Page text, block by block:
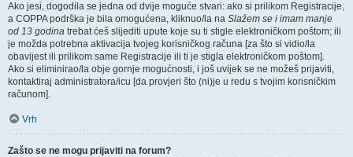
Ako jesi, dogodila se jedna od dvije moguće stvari: ako si prilikom Registracije,
a COPPA podrška je bila omogućena, kliknuo/la na Slažem se i imam manje
od 13 godina trebat ćeš slijediti upute koje su ti stigle elektroničkom poštom; ili
je možda potrebna aktivacija tvojeg korisničkog računa [za što si vidio/la
obavijest ili prilikom same Registracije ili ti je stigla elektroničkom poštom].
Ako si eliminirao/la obje gornje mogućnosti, i još uvijek se ne možeš prijaviti,
kontaktiraj administratora/icu [da provjeri što (ni)je u redu s tvojim korisničkim
računom].
Vrh
Zašto se ne mogu prijaviti na forum?